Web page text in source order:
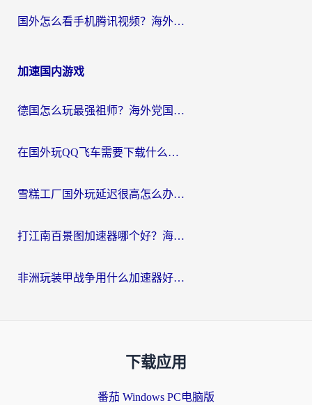
国外怎么看手机腾讯视频？海外党亲测有效的追剧加速器选择指南
加速国内游戏
德国怎么玩最强祖师？海外党国服游戏加速器选择全攻略（附宝可梦Online实测）
在国外玩QQ飞车需要下载什么加速器呢？海外党亲测有效的国服游戏加速指南
雪糕工厂国外玩延迟很高怎么办？海外玩家国服游戏加速终极攻略（附实测推荐）
打江南百景图加速器哪个好？海外党踩坑N次后，终于找到不卡的秘诀
非洲玩装甲战争用什么加速器好？海外党亲测有效的国服游戏加速方案
下载应用
番茄 Windows PC电脑版